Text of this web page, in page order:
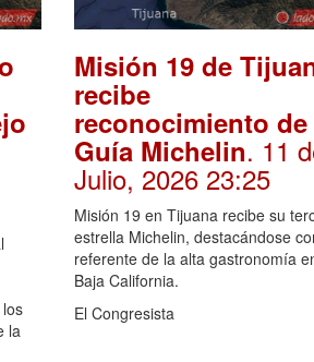
la
Misión 19 de
recibe
reconocimiento de
Guía Michelin. 11
Julio, 2026 23:25
Misión 19 en Tijuana recibe su
estrella Michelin, destacándose
referente de la alta gastronomía
Baja California.
El Congresista